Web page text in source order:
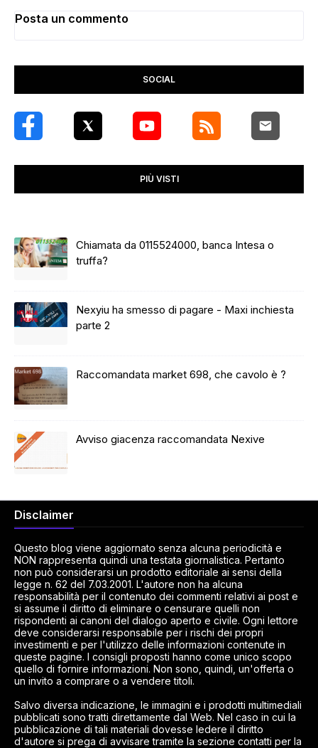
Posta un commento
SOCIAL
PIÙ VISTI
Chiamata da 0115524000, banca Intesa o
truffa?
Nexyiu ha smesso di pagare - Maxi inchiesta
parte 2
Raccomandata market 698, che cavolo è ?
Avviso giacenza raccomandata Nexive
Disclaimer
Questo blog viene aggiornato senza alcuna periodicità e
NON rappresenta quindi una testata giornalistica. Pertanto
non può considerarsi un prodotto editoriale ai sensi della
legge n. 62 del 7.03.2001. L'autore non ha alcuna
responsabilità per il contenuto dei commenti relativi ai post e
si assume il diritto di eliminare o censurare quelli non
rispondenti ai canoni del dialogo aperto e civile. Ogni lettore
deve considerarsi responsabile per i rischi dei propri
investimenti e per l'utilizzo delle informazioni contenute in
queste pagine. I consigli proposti hanno come unico scopo
quello di fornire informazioni. Non sono, quindi, un'offerta o
un invito a comprare o a vendere titoli.
Salvo diversa indicazione, le immagini e i prodotti multimediali
pubblicati sono tratti direttamente dal Web. Nel caso in cui la
pubblicazione di tali materiali dovesse ledere il diritto
d'autore si prega di avvisare tramite la sezione contatti per la